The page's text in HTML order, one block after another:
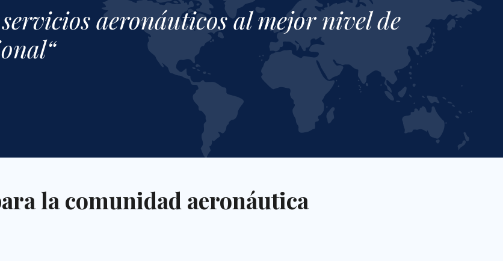
aeronáuticos al mejor nivel de
la comunidad aeronáutica